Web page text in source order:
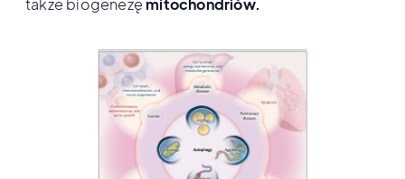
także biogenezę mitochondriów.